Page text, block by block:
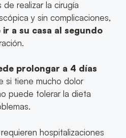
realizar la cirugía
y sin complicaciones,
a su casa al segundo
prolongar a 4 días
si tiene mucho dolor
puede tolerar la dieta
hospitalizaciones